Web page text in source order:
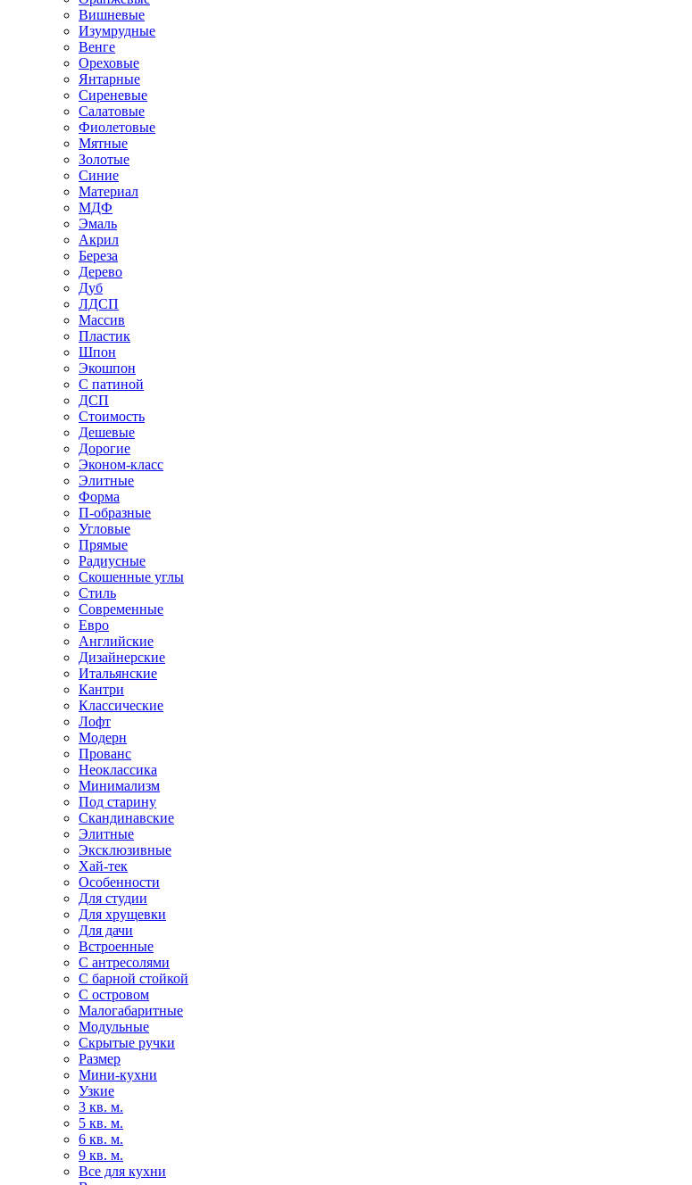
Вишневые
Изумрудные
Венге
Ореховые
Янтарные
Сиреневые
Салатовые
Фиолетовые
Мятные
Золотые
Синие
Материал
МДФ
Эмаль
Акрил
Береза
Дерево
Дуб
ЛДСП
Массив
Пластик
Шпон
Экошпон
С патиной
ДСП
Стоимость
Дешевые
Дорогие
Эконом-класс
Элитные
Форма
П-образные
Угловые
Прямые
Радиусные
Скошенные углы
Стиль
Современные
Евро
Английские
Дизайнерские
Итальянские
Кантри
Классические
Лофт
Модерн
Прованс
Неоклассика
Минимализм
Под старину
Скандинавские
Элитные
Эксклюзивные
Хай-тек
Особенности
Для студии
Для хрущевки
Для дачи
Встроенные
С антресолями
С барной стойкой
С островом
Малогабаритные
Модульные
Скрытые ручки
Размер
Мини-кухни
Узкие
3 кв. м.
5 кв. м.
6 кв. м.
9 кв. м.
Все для кухни